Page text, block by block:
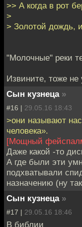
>> А когда в рот
>
> Золотой дождь,
"Молочные" реки
Извините, тоже не
Сын кузнеца »
#16 | 29.05.16 18:43
>они называют
человека».
[Мощный
Даже какой -то
А где были эти
подхватывали
назначению (ну
Сын кузнеца »
#17 | 29.05.16 18:46
В библии